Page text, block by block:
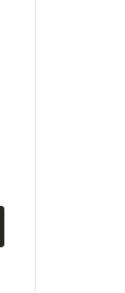
獲得明顯